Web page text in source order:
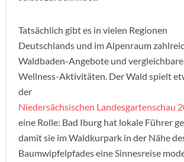
Tatsächlich gibt es in vielen Regionen
Deutschlands und im Alpenraum
Waldbaden-Angebote und vergleichbare
Wellness-Aktivitäten. Der Wald spielt
der
Niedersächsischen Landesgartenschau
eine Rolle: Bad Iburg hat lokale Führer
damit sie im Waldkurpark in der Nähe
Baumwipfelpfades eine Sinnesreise